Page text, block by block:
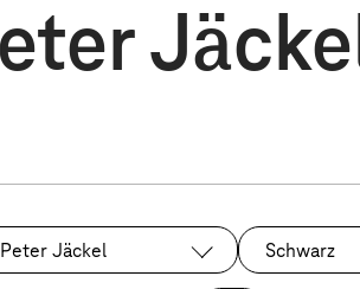
Ausgewählt:
Peter Jäckel Ausgewählt:
Schwarz